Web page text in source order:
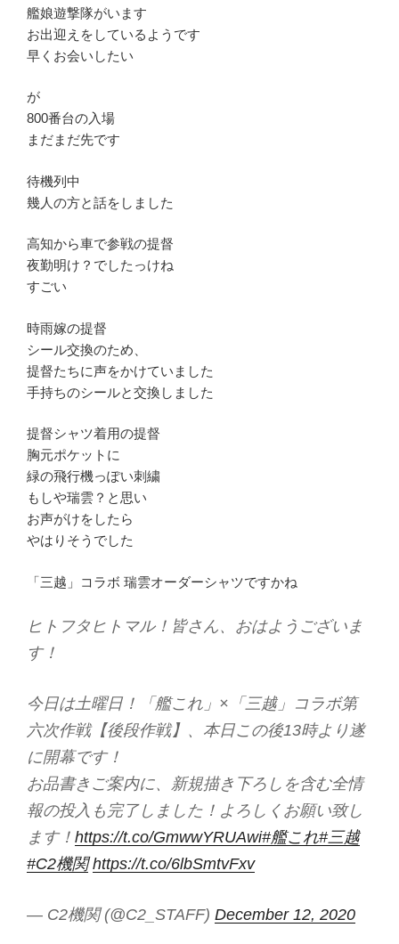
艦娘遊撃隊がいます
お出迎えをしているようです
早くお会いしたい
が
800番台の入場
まだまだ先です
待機列中
幾人の方と話をしました
高知から車で参戦の提督
夜勤明け？でしたっけね
すごい
時雨嫁の提督
シール交換のため、
提督たちに声をかけていました
手持ちのシールと交換しました
提督シャツ着用の提督
胸元ポケットに
緑の飛行機っぽい刺繍
もしや瑞雲？と思い
お声がけをしたら
やはりそうでした
「三越」コラボ 瑞雲オーダーシャツですかね
ヒトフタヒトマル！皆さん、おはようございま
す！
今日は土曜日！「艦これ」×「三越」コラボ第
六次作戦【後段作戦】、本日この後13時より遂
に開幕です！
お品書きご案内に、新規描き下ろしを含む全情
報の投入も完了しました！よろしくお願い致し
ます！ https://t.co/GmwwYRUAwi#艦これ#三越
#C2機関 https://t.co/6lbSmtvFxv
— C2機関 (@C2_STAFF) December 12, 2020